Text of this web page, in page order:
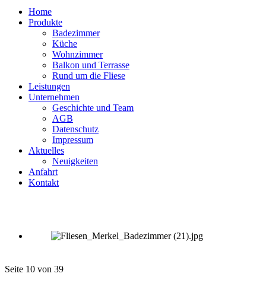
Home
Produkte
Badezimmer
Küche
Wohnzimmer
Balkon und Terrasse
Rund um die Fliese
Leistungen
Unternehmen
Geschichte und Team
AGB
Datenschutz
Impressum
Aktuelles
Neuigkeiten
Anfahrt
Kontakt
Seite 10 von 39